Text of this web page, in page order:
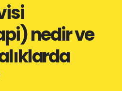
nedir ve